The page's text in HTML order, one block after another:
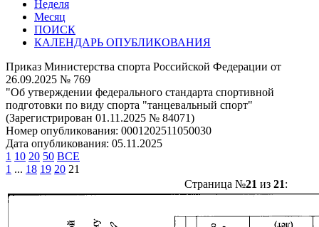
Неделя
Месяц
ПОИСК
КАЛЕНДАРЬ ОПУБЛИКОВАНИЯ
Приказ Министерства спорта Российской Федерации от
26.09.2025 № 769
"Об утверждении федерального стандарта спортивной
подготовки по виду спорта "танцевальный спорт"
(Зарегистрирован 01.11.2025 № 84071)
Номер опубликования: 0001202511050030
Дата опубликования: 05.11.2025
1 10 20 50 ВСЕ
1 ... 18 19 20 21
Страница №21 из 21: